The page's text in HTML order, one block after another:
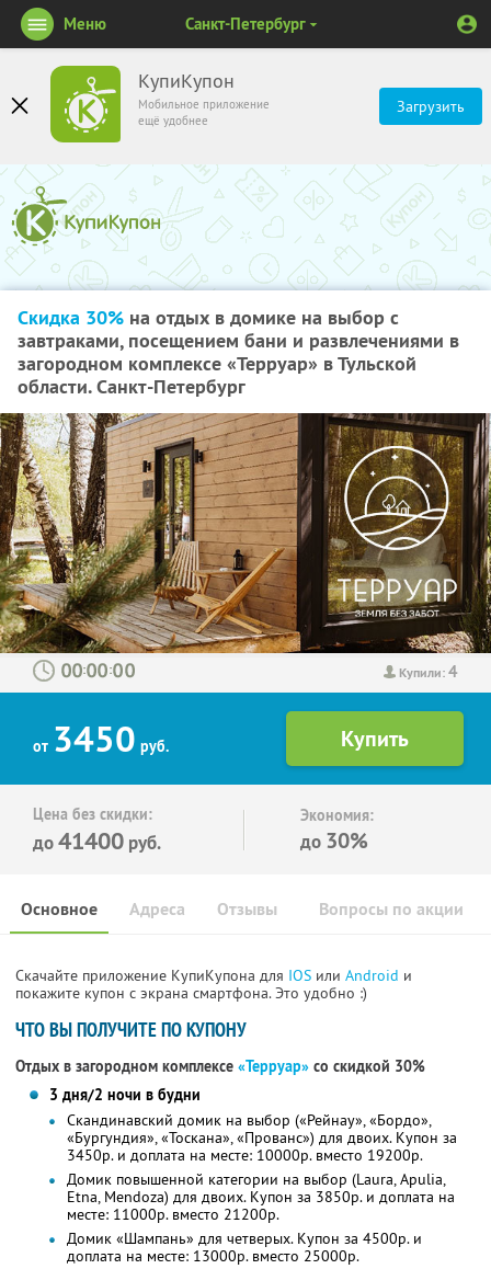
КупиКупон
Мобильное приложение
ещё удобнее
Загрузить
Меню Санкт-Петербург
Скидка 30% на отдых в домике на выбор с
завтраками, посещением бани и развлечениями в
загородном комплексе «Терруар» в Тульской
области. Санкт-Петербург
Купили:4
: :
от 3450 руб.
Цена без скидки:
до41400 руб.
Экономия:
до 30%
Основное Отзывы Вопросы по акции
Адреса
Скачайте приложение КупиКупона для IOS или Android и
покажите купон с экрана смартфона. Это удобно :)
ЧТО ВЫ ПОЛУЧИТЕ ПО КУПОНУ
Отдых в загородном комплексе «Терруар» со скидкой 30%
3 дня/2 ночи в будни
Скандинавский домик на выбор («Рейнау», «Бордо»,
«Бургундия», «Тоскана», «Прованс») для двоих. Купон за
3450р. и доплата на месте: 10000р. вместо 19200р.
Домик повышенной категории на выбор (Laura, Apulia,
Etna, Mendoza) для двоих. Купон за 3850р. и доплата на
месте: 11000р. вместо 21200р.
Домик «Шампань» для четверых. Купон за 4500р. и
доплата на месте: 13000р. вместо 25000р.